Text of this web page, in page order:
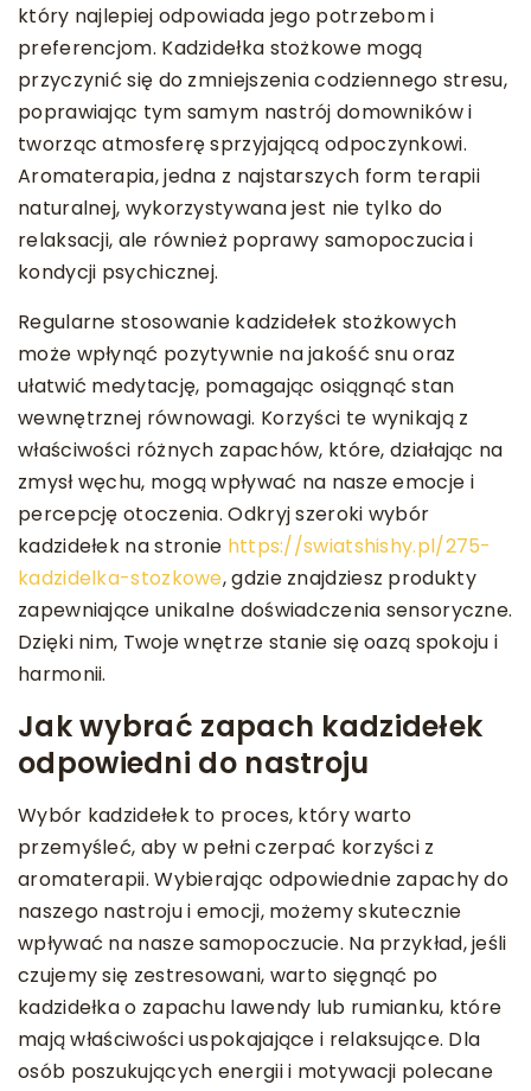
który najlepiej odpowiada jego potrzebom i
preferencjom. Kadzidełka stożkowe mogą
przyczynić się do zmniejszenia codziennego stresu,
poprawiając tym samym nastrój domowników i
tworząc atmosferę sprzyjającą odpoczynkowi.
Aromaterapia, jedna z najstarszych form terapii
naturalnej, wykorzystywana jest nie tylko do
relaksacji, ale również poprawy samopoczucia i
kondycji psychicznej.
Regularne stosowanie kadzidełek stożkowych
może wpłynąć pozytywnie na jakość snu oraz
ułatwić medytację, pomagając osiągnąć stan
wewnętrznej równowagi. Korzyści te wynikają z
właściwości różnych zapachów, które, działając na
zmysł węchu, mogą wpływać na nasze emocje i
percepcję otoczenia. Odkryj szeroki wybór
kadzidełek na stronie https://swiatshishy.pl/275-
kadzidelka-stozkowe, gdzie znajdziesz produkty
zapewniające unikalne doświadczenia sensoryczne.
Dzięki nim, Twoje wnętrze stanie się oazą spokoju i
harmonii.
Jak wybrać zapach kadzidełek
odpowiedni do nastroju
Wybór kadzidełek to proces, który warto
przemyśleć, aby w pełni czerpać korzyści z
aromaterapii. Wybierając odpowiednie zapachy do
naszego nastroju i emocji, możemy skutecznie
wpływać na nasze samopoczucie. Na przykład, jeśli
czujemy się zestresowani, warto sięgnąć po
kadzidełka o zapachu lawendy lub rumianku, które
mają właściwości uspokajające i relaksujące. Dla
osób poszukujących energii i motywacji polecane